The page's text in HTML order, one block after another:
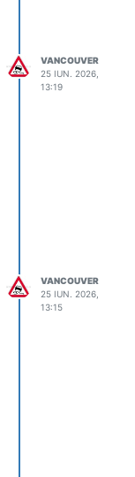
VANCOUVER
25 IUN. 2026,
13:19
VANCOUVER
25 IUN. 2026,
13:15